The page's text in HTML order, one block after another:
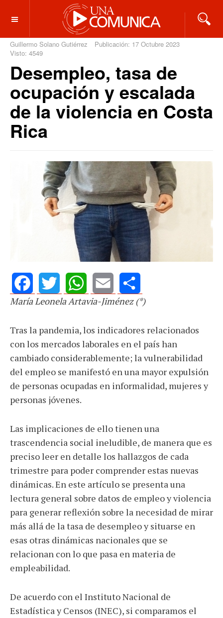
OFF CANVAS
Guillermo Solano Gutiérrez
Publicación: 17 Octubre 2023
Visto: 4549
Desempleo, tasa de
ocupación y escalada
de la violencia en Costa
Rica
FacebookTwitterWhatsApp
Email Share
María Leonela Artavia-Jiménez (*)
Tras la pandemia, los indicadores relacionados
con los mercados laborales en el país han
cambiado considerablemente; la vulnerabilidad
del empleo se manifestó en una mayor expulsión
de personas ocupadas en informalidad, mujeres y
personas jóvenes.
Las implicaciones de ello tienen una
trascendencia social ineludible, de manera que es
preciso leer en detalle los hallazgos de cada
trimestre para poder comprender estas nuevas
dinámicas. En este artículo se presenta una
lectura general sobre datos de empleo y violencia
para generar reflexión sobre la necesidad de mirar
más allá de la tasa de desempleo y situarse en
esas otras dinámicas nacionales que se
relacionan con lo que pasa en materia de
empleabilidad.
De acuerdo con el Instituto Nacional de
Estadística y Censos (INEC), si comparamos el